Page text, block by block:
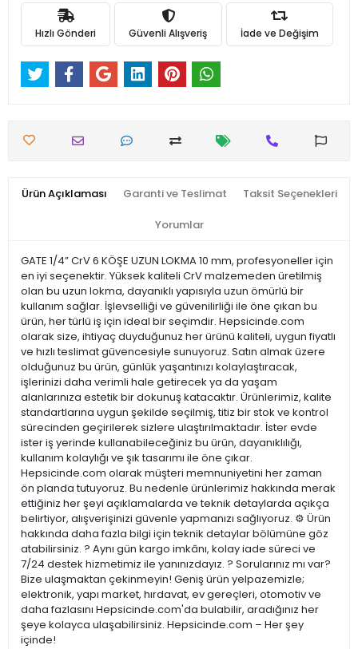
Hızlı Gönderi Güvenli Alışveriş İade ve Değişim
Ürün Açıklaması Garanti ve Teslimat Taksit Seçenekleri
Yorumlar
GATE 1/4” CrV 6 KÖŞE UZUN LOKMA 10 mm, profesyoneller için
en iyi seçenektir. Yüksek kaliteli CrV malzemeden üretilmiş
olan bu uzun lokma, dayanıklı yapısıyla uzun ömürlü bir
kullanım sağlar. İşlevselliği ve güvenilirliği ile öne çıkan bu
ürün, her türlü iş için ideal bir seçimdir. Hepsicinde.com
olarak size, ihtiyaç duyduğunuz her ürünü kaliteli, uygun fiyatlı
ve hızlı teslimat güvencesiyle sunuyoruz. Satın almak üzere
olduğunuz bu ürün, günlük yaşantınızı kolaylaştıracak,
işlerinizi daha verimli hale getirecek ya da yaşam
alanlarınıza estetik bir dokunuş katacaktır. Ürünlerimiz, kalite
standartlarına uygun şekilde seçilmiş, titiz bir stok ve kontrol
sürecinden geçirilerek sizlere ulaştırılmaktadır. İster evde
ister iş yerinde kullanabileceğiniz bu ürün, dayanıklılığı,
kullanım kolaylığı ve şık tasarımı ile öne çıkar.
Hepsicinde.com olarak müşteri memnuniyetini her zaman
ön planda tutuyoruz. Bu nedenle ürünlerimiz hakkında merak
ettiğiniz her şeyi açıklamalarda ve teknik detaylarda açıkça
belirtiyor, alışverişinizi güvenle yapmanızı sağlıyoruz. ⚙️ Ürün
hakkında daha fazla bilgi için teknik detaylar bölümüne göz
atabilirsiniz. ? Aynı gün kargo imkânı, kolay iade süreci ve
7/24 destek hizmetimiz ile yanınızdayız. ? Sorularınız mı var?
Bize ulaşmaktan çekinmeyin! Geniş ürün yelpazemizle;
elektronik, yapı market, hırdavat, ev gereçleri, otomotiv ve
daha fazlasını Hepsicinde.com'da bulabilir, aradığınız her
şeye kolayca ulaşabilirsiniz. Hepsicinde.com – Her şey
içinde!